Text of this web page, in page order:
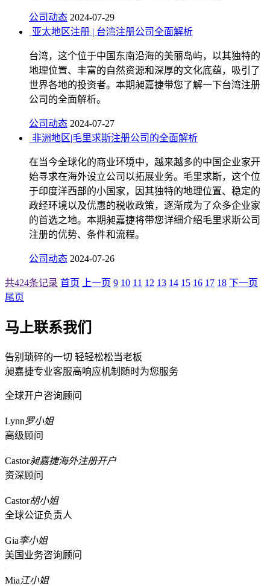
公司动态 2024-07-29
亚太地区注册 | 台湾注册公司全面解析
台湾，这个位于中国东南沿海的美丽岛屿，以其独特的
地理位置、丰富的自然资源和深厚的文化底蕴，吸引了
世界各地的投资者。本期昶嘉捷带您了解一下台湾注册
公司的全面解析。
公司动态 2024-07-27
非洲地区|毛里求斯注册公司的全面解析
在当今全球化的商业环境中，越来越多的中国企业家开
始寻求在海外设立公司以拓展业务。毛里求斯，这个位
于印度洋西部的小国家，因其独特的地理位置、稳定的
政经环境以及优惠的税收政策，逐渐成为了众多企业家
的首选之地。本期昶嘉捷将带您详细介绍毛里求斯公司
注册的优势、条件和流程。
公司动态 2024-07-26
共424条记录 首页 上一页 9 10 11 12 13 14 15 16 17 18 下一页
尾页
马上联系我们
告别琐碎的一切 轻轻松松当老板
昶嘉捷专业客服高响应机制随时为您服务
全球开户咨询顾问
Lynn罗小姐
高级顾问
Castor昶嘉捷海外注册开户
资深顾问
Castor胡小姐
全球公证负责人
Gia李小姐
美国业务咨询顾问
Mia江小姐